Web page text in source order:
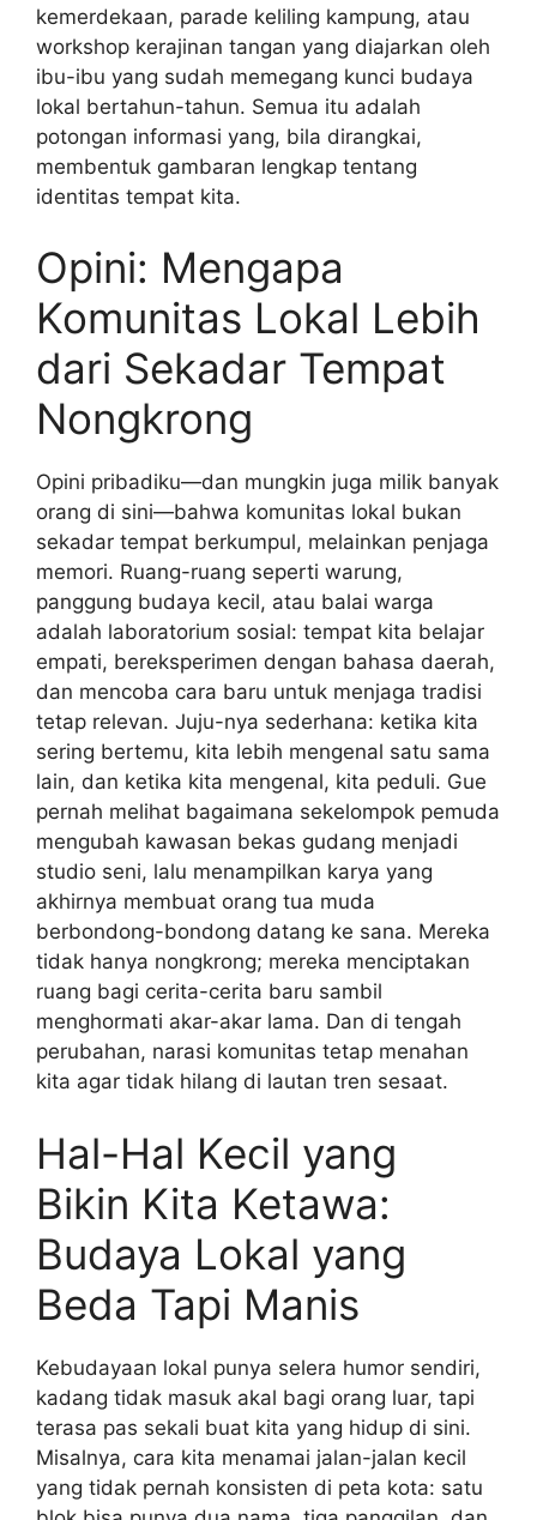
kemerdekaan, parade keliling kampung, atau
workshop kerajinan tangan yang diajarkan oleh
ibu-ibu yang sudah memegang kunci budaya
lokal bertahun-tahun. Semua itu adalah
potongan informasi yang, bila dirangkai,
membentuk gambaran lengkap tentang
identitas tempat kita.
Opini: Mengapa
Komunitas Lokal Lebih
dari Sekadar Tempat
Nongkrong
Opini pribadiku—dan mungkin juga milik banyak
orang di sini—bahwa komunitas lokal bukan
sekadar tempat berkumpul, melainkan penjaga
memori. Ruang-ruang seperti warung,
panggung budaya kecil, atau balai warga
adalah laboratorium sosial: tempat kita belajar
empati, bereksperimen dengan bahasa daerah,
dan mencoba cara baru untuk menjaga tradisi
tetap relevan. Juju-nya sederhana: ketika kita
sering bertemu, kita lebih mengenal satu sama
lain, dan ketika kita mengenal, kita peduli. Gue
pernah melihat bagaimana sekelompok pemuda
mengubah kawasan bekas gudang menjadi
studio seni, lalu menampilkan karya yang
akhirnya membuat orang tua muda
berbondong-bondong datang ke sana. Mereka
tidak hanya nongkrong; mereka menciptakan
ruang bagi cerita-cerita baru sambil
menghormati akar-akar lama. Dan di tengah
perubahan, narasi komunitas tetap menahan
kita agar tidak hilang di lautan tren sesaat.
Hal-Hal Kecil yang
Bikin Kita Ketawa:
Budaya Lokal yang
Beda Tapi Manis
Kebudayaan lokal punya selera humor sendiri,
kadang tidak masuk akal bagi orang luar, tapi
terasa pas sekali buat kita yang hidup di sini.
Misalnya, cara kita menamai jalan-jalan kecil
yang tidak pernah konsisten di peta kota: satu